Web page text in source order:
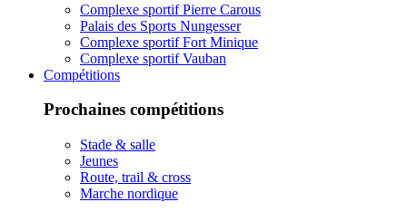
Complexe sportif Pierre Carous
Palais des Sports Nungesser
Complexe sportif Fort Minique
Complexe sportif Vauban
Compétitions
Prochaines compétitions
Stade & salle
Jeunes
Route, trail & cross
Marche nordique